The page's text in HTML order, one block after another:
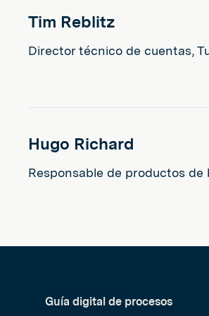
Tim Reblitz
Director técnico de cuentas,
Hugo Richard
Responsable de productos de
Guía digital de procesos